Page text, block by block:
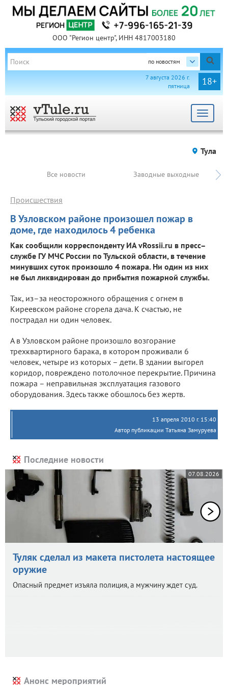
ООО "Регион центр", ИНН 4817003180
по новостям
18+
7 августа 2026 г.
пятница
Toggle
Тула
Все новости Заводные выходные
В Узловском районе произошел пожар в
доме, где находилось 4 ребенка
Происшествия
Как сообщили корреспонденту ИА vRossii.ru в пресс–
службе ГУ МЧС России по Тульской области, в течение
минувших суток произошло 4 пожара. Ни один из них
не был ликвидирован до прибытия пожарной службы.
Так, из–за неосторожного обращения с огнем в
Киреевском районе сгорела дача. К счастью, не
пострадал ни один человек.
А в Узловском районе произошло возгорание
трехквартирного барака, в котором проживали 6
человек, четыре из которых – дети. В здании выгорел
коридор, повреждено потолочное перекрытие. Причина
пожара – неправильная эксплуатация газового
оборудования. Здесь также обошлось без жертв.
13 апреля 2010 г. 15:40
Автор публикации Татьяна Замуруева
Последние новости
07.08.2026
Туляк сделал из макета пистолета настоящее
оружие
Опасный предмет изъяла полиция, а мужчину ждет суд.
Анонс мероприятий